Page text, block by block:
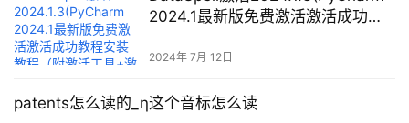
2024.1最新版免费激活激活成功教
码）-永久持续更新)
2024年 7月 12日
patents怎么读的_η这个音标怎么读